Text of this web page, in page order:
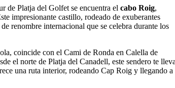
de Platja del Golfet se encuentra el cabo Roig,
impresionante castillo, rodeado de exuberantes
renombre internacional que se celebra durante los
coincide con el Cami de Ronda en Calella de
el norte de Platja del Canadell, este sendero te
una ruta interior, rodeando Cap Roig y llegando a